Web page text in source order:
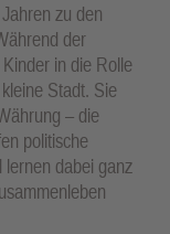
zu den
der
in die Rolle
Stadt. Sie
– die
politische
dabei ganz